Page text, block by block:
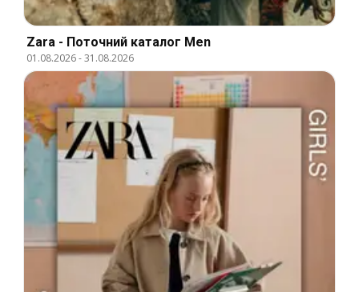
Zara - Поточний каталог Men
01.08.2026-31.08.2026